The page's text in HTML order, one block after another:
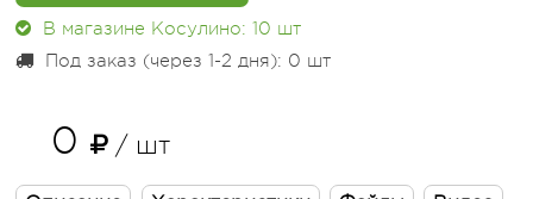
В магазине Косулино: 10 шт
Под заказ (через 1-2 дня): 0 шт
0 / шт